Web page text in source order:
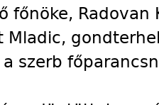
főnöke,
Mladic,
szerb